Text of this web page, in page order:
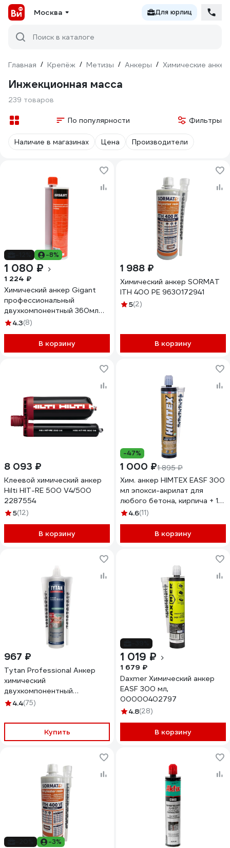
Москва Для юрлиц
Поиск в каталоге
Главная / Крепёж / Метизы / Анкеры / Химические
Инжекционная масса
239 товаров
По популярности Фильтры
Наличие в магазинах Цена Производители
-8%
1 080 ₽
1 224 ₽
Химический анкер Gigant
профессиональный
двухкомпонентный 360мл
CHA2182
4.3(8)
В корзину
1 988 ₽
Химический анкер SORMAT
ITH 400 PE 9630172941
5(2)
В корзину
8 093 ₽
Клеевой химический анкер
Hilti HIT-RE 500 V4/500
2287554
5(12)
В корзину
-47%
1 000 ₽1 895 ₽
Хим. анкер HIMTEX EASF 300
мл эпокси-акрилат для
любого бетона, кирпича + 1
насадка HIMEASF300
4.6(11)
В корзину
967 ₽
Tytan Professional Анкер
химический
двухкомпонентный
(компонент А + компонент В)
4.4(75)
Купить
1 019 ₽
1 679 ₽
Daxmer Химический анкер
EASF 300 мл,
00000402797
4.8(28)
В корзину
-3%